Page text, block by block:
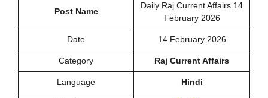
Post Name
Daily Raj Current Affairs 14
February 2026
Date 14 February 2026
Category Raj Current Affairs
Language Hindi